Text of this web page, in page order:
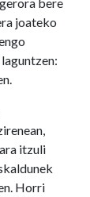
joateko
itzuli
Horri